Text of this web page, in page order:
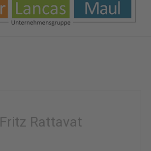
Fritz Rattavat